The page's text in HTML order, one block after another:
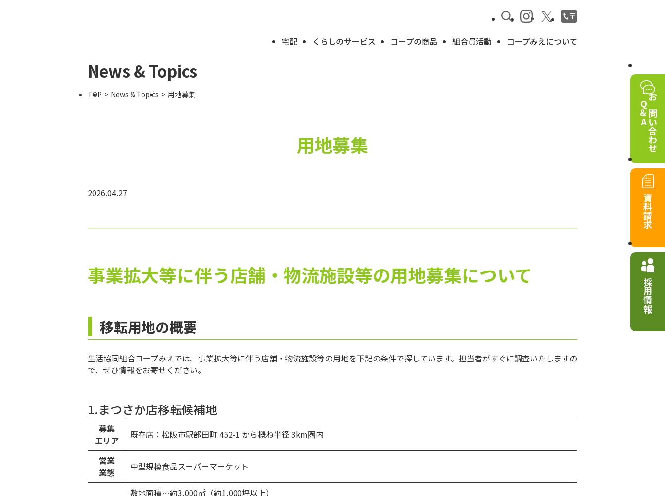
宅配 くらしのサービス コープの商品 組合員活動 コープみえについて
お問い合わせ
Q＆A
資料請求
採用情報
News & Topics
TOP News & Topics 用地募集
用地募集
2026.04.27
事業拡大等に伴う店舗・物流施設等の用地募集について
移転用地の概要
生活協同組合コープみえでは、事業拡大等に伴う店舗・物流施設等の用地を下記の条件で探しています。担当者がすぐに調査いたしますの
で、ぜひ情報をお寄せください。
1.まつさか店移転候補地
募集
エリア
既存店：松阪市駅部田町 452-1 から概ね半径 3km圏内
営業
業態
中型規模食品スーパーマーケット
敷地面積…約3,000㎡（約1,000坪以上）